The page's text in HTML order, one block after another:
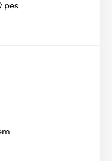
kvalita s moderní
vodítka
variantách.
pes